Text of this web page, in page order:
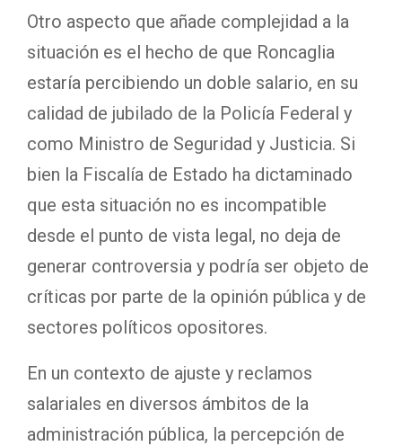
Otro aspecto que añade complejidad a la
situación es el hecho de que Roncaglia
estaría percibiendo un doble salario, en su
calidad de jubilado de la Policía Federal y
como Ministro de Seguridad y Justicia. Si
bien la Fiscalía de Estado ha dictaminado
que esta situación no es incompatible
desde el punto de vista legal, no deja de
generar controversia y podría ser objeto de
críticas por parte de la opinión pública y de
sectores políticos opositores.
En un contexto de ajuste y reclamos
salariales en diversos ámbitos de la
administración pública, la percepción de